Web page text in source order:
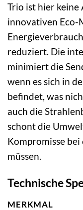
Trio ist hier keine
innovativen
reduziert. Die
minimiert die
wenn es sich in
befindet, was
auch die
schont die
Kompromisse
müssen.
Technische
MERKMAL